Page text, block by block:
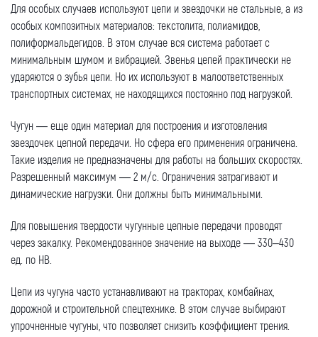
Для особых случаев используют цепи и звездочки не стальные, а из
особых композитных материалов: текстолита, полиамидов,
полиформальдегидов. В этом случае вся система работает с
минимальным шумом и вибрацией. Звенья цепей практически не
ударяются о зубья цепи. Но их используют в малоответственных
транспортных системах, не находящихся постоянно под нагрузкой.
Чугун — еще один материал для построения и изготовления
звездочек цепной передачи. Но сфера его применения ограничена.
Такие изделия не предназначены для работы на больших скоростях.
Разрешенный максимум — 2 м/с. Ограничения затрагивают и
динамические нагрузки. Они должны быть минимальными.
Для повышения твердости чугунные цепные передачи проводят
через закалку. Рекомендованное значение на выходе — 330–430
ед. по HB.
Цепи из чугуна часто устанавливают на тракторах, комбайнах,
дорожной и строительной спецтехнике. В этом случае выбирают
упрочненные чугуны, что позволяет снизить коэффициент трения.